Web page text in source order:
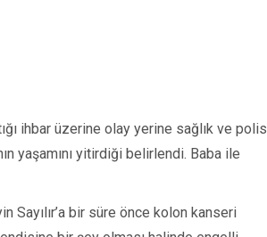
ihbar üzerine olay yerine sağlık ve polis
yaşamını yitirdiği belirlendi. Baba ile
Sayılır’a bir süre önce kolon kanseri